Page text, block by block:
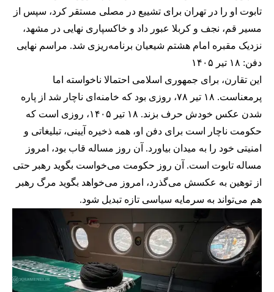
تابوت او را در تهران برای تشییع در مصلی مستقر کرد، سپس از
مسیر قم، نجف و کربلا عبور داد و خاکسپاری نهایی در مشهد،
نزدیک مقبره امام هشتم شیعیان برنامه‌ریزی شد. مراسم نهایی
دفن: ۱۸ تیر ۱۴۰۵
این تقارن، برای جمهوری اسلامی احتمالا ناخواسته اما
پر‌معناست. ۱۸ تیر ۷۸، روزی بود که خامنه‌ای ناچار شد از پاره
شدن عکس خودش حرف بزند. ۱۸ تیر ۱۴۰۵، روزی است که
حکومت ناچار است برای دفن او، همه ذخیره آیینی، تبلیغاتی و
امنیتی خود را به میدان بیاورد. آن روز مساله قاب بود، امروز
مساله تابوت است. آن روز حکومت می‌خواست بگوید رهبر حتی
از توهین به عکسش می‌گذرد، امروز می‌خواهد بگوید مرگ رهبر
هم می‌تواند به سرمایه سیاسی تازه تبدیل شود.